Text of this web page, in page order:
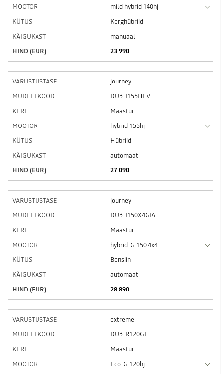
mild hybrid 140hj
Kerghübriid
manuaal
23 990
journey
DU3-J155HEV
Maastur
hybrid 155hj
Hübriid
automaat
27 090
journey
DU3-J150X4GIA
Maastur
hybrid-G 150 4x4
Bensiin
automaat
28 890
extreme
DU3-R120GI
Maastur
Eco-G 120hj